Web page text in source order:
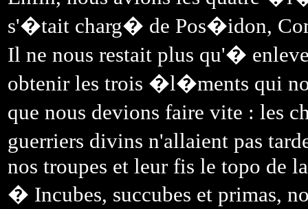
s'�tait charg� de Pos�idon,
Il ne nous restait plus qu'�
obtenir les trois �l�ments qui
que nous devions faire vite : les
guerriers divins n'allaient pas
nos troupes et leur fis le topo de
� Incubes, succubes et primas,